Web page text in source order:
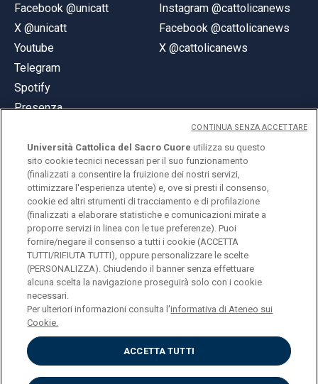
Facebook @unicatt
X @unicatt
Youtube
Telegram
Spotify
Presenza
Instagram @cattolicanews
Facebook @cattolicanews
X @cattolicanews
© Università Cattolica del Sacro Cuore
Largo A. Gemelli 1, 20123 Milano
PI 02133120150
ENGLISH
Privacy
Accessibilità
Università Cattolica del Sacro Cuore utilizza su questo
sito cookie tecnici necessari per il suo funzionamento
(finalizzati a consentire la fruizione dei nostri servizi,
ottimizzare l'esperienza utente) e, ove si presti il consenso,
cookie ed altri strumenti di tracciamento e di profilazione
(finalizzati a elaborare statistiche e comunicazioni mirate a
proporre servizi in linea con le tue preferenze). Puoi
fornire/negare il consenso a tutti i cookie (ACCETTA
TUTTI/RIFIUTA TUTTI), oppure personalizzare le scelte
(PERSONALIZZA). Chiudendo il banner senza effettuare
alcuna scelta la navigazione proseguirà solo con i cookie
necessari.
Per ulteriori informazioni consulta l'informativa di Ateneo sui
Cookie.
ACCETTA TUTTI
CONTINUA SENZA ACCETTARE